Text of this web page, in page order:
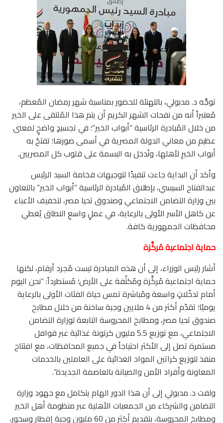
توجَّه د. مدبولي، بالتهنئة للحضور بمناسبة شهر رمضان المُعظم،
مُعتبراً أنه من نفحات الشهر الكريم أن يتم هذا المُلتقى على الخير
من خلال المُبادرة الرئاسية “أبواب الخير”؛ في تجسيدٍ واضحٍ لمعنى
عظيم من معاني الدولة المصرية في أسمى صورها؛ تفتحُ به
أبواب الخيرِ لأهلها، ونُدخل به البسمة على قلوب كل المصريين.
وأكد أن البداية جاءت تنفيذًا لتوجيهات فخامة السيد الرئيس
عبدالفتاح السيسي، بإطلاق المُبادرة الرئاسية “أبواب الخير” بالتعاون
بين وزارة التضامن الاجتماعي وصندوق تحيا مصر، لتخفيف الأعباء
عن كاهل الأسر الأولى بالرعاية، في عملٍ واسعِ النطاق يُغطي
محافظات الجمهورية كافة.
حماية اجتماعية مُركَّزة
أشار رئيس الوزراء، إلى أن هذه المبادرة ليست مُجرد أرقام، لكنها
حماية اجتماعية مُركَّزة ومُكثّفة على الأرض؛ مُستطرداً: “نحن اليوم
أمام تدخّلاتٍ واسعة ومُباشرة تمس حياة الفئات الأولى بالرعاية
يوميًا؛ تقدّم أكثر من 4 ملايين وجبة ساخنة من خلال مطابخ
صندوق تحيا مصر، ومطابخ المحروسة التابعة لوزارة التضامن
الاجتماعي، مع توزيع 5.5 مليون كرتونة غذائية عبر قوافل
مستمرة تصل إلى الأكثر احتياجاً في جميع المحافظات، مع افتتاح
منفذ لتوزيع كراتين المواد الغذائية على العاملين بالخدمات
المعاونة وأفراد الأمن والصيانة بالعاصمة الجديدة”.
ولفت د. مدبولي إلى أن هذا الدور الهام يتكامل مع جهود وزارة
التضامن والشركاء من الجمعيات الأهلية عبر منظومة أهل الخير
ومطابخ المحروسة، بتقديم أكثر من 60 مليون وجبة إفطار وسحور،